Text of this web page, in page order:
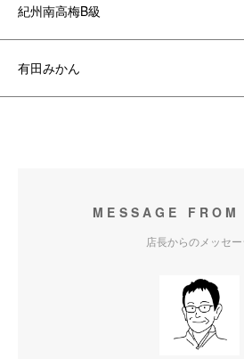
紀州南高梅B級
有田みかん
MESSAGE
店長からのメッセー